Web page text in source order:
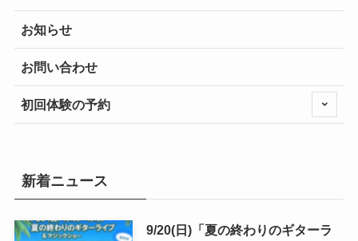
お知らせ
お問い合わせ
初回体験の予約
新着ニュース
9/20(日)「夏の終わりのギターラ